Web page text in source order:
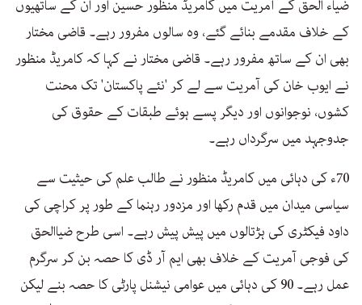
ضیاء الحق کے آمریت میں کامریڈ منظور حسین اور ان کے ساتھیوں
کے خلاف مقدمے بنائے گئے، وہ سالوں مفرور رہے۔ قاضی مختار
بھی ان کے ساتھ مفرور رہے۔ قاضی مختار نے کہا کہ کامریڈ منظور
نے ایوب خان کی آمریت سے لے کر 'نئے پاکستان' تک محنت
کشوں، نوجوانوں اور دیگر پسے ہوئے طبقات کے حقوق کی
جدوجہد میں سرگرداں رہے۔
70ء کی دہائی میں کامریڈ منظور نے طالب علم کی حیثیت سے
سیاسی میدان میں قدم رکھا اور مزدور رہنما کے طور پر کراچی کی
داود فیکٹری کی ہڑتالوں میں پیش پیش رہے۔ اسی طرح ضیاالحق
کی فوجی آمریت کے خلاف بھی ایم آر ڈی کا حصہ بن کر سرگرم
عمل رہے۔ 90 کی دہائی میں عوامی نیشنل پارٹی کا حصہ بنے لیکن